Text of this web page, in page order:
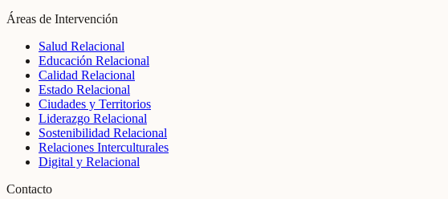
Áreas de Intervención
Salud Relacional
Educación Relacional
Calidad Relacional
Estado Relacional
Ciudades y Territorios
Liderazgo Relacional
Sostenibilidad Relacional
Relaciones Interculturales
Digital y Relacional
Contacto